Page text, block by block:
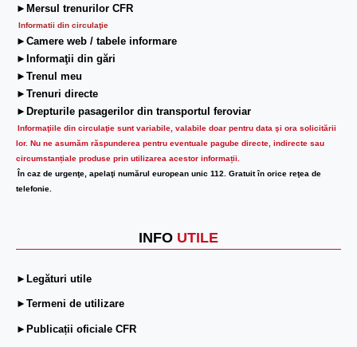
►Mersul trenurilor CFR
Informatii din circulaţie
►Camere web / tabele informare
►Informaţii din gări
►Trenul meu
►Trenuri directe
►Drepturile pasagerilor din transportul feroviar
Informaţiile din circulaţie sunt variabile, valabile doar pentru data şi ora solicitării
lor. Nu ne asumăm răspunderea pentru eventuale pagube directe, indirecte sau
circumstanțiale produse prin utilizarea acestor informații.
În caz de urgenţe, apelaţi numărul european unic 112. Gratuit în orice reţea de
telefonie.
INFO UTILE
►Legături utile
►Termeni de utilizare
►Publicații oficiale CFR